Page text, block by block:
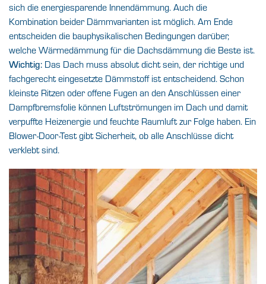
sich die energiesparende Innendämmung. Auch die
Kombination beider Dämmvarianten ist möglich. Am Ende
entscheiden die bauphysikalischen Bedingungen darüber,
welche Wärmedämmung für die Dachsdämmung die Beste ist.
Wichtig: Das Dach muss absolut dicht sein, der richtige und
fachgerecht eingesetzte Dämmstoff ist entscheidend. Schon
kleinste Ritzen oder offene Fugen an den Anschlüssen einer
Dampfbremsfolie können Luftströmungen im Dach und damit
verpuffte Heizenergie und feuchte Raumluft zur Folge haben. Ein
Blower-Door-Test gibt Sicherheit, ob alle Anschlüsse dicht
verklebt sind.